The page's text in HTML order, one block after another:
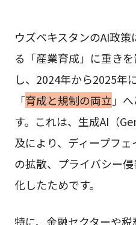
ウズベキスタンのAI政
る「産業育成」に重き
し、2024年から2025年
「育成と規制の両立 」
す。これは、生成AI（
及により、ディープフ
の拡散、プライバシー
化したためです。
特に、金融セクターや